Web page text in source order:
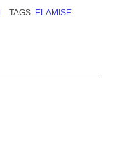
TAGS: ELAMISE